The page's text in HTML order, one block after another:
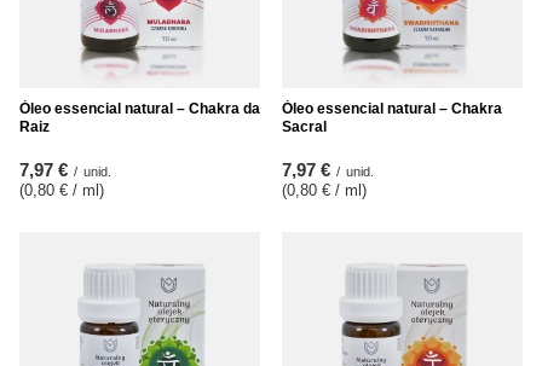
Óleo essencial natural – Chakra da
Raiz
7,97 € / unid.
(0,80 € / ml)
Óleo essencial natural – Chakra
Sacral
7,97 € / unid.
(0,80 € / ml)